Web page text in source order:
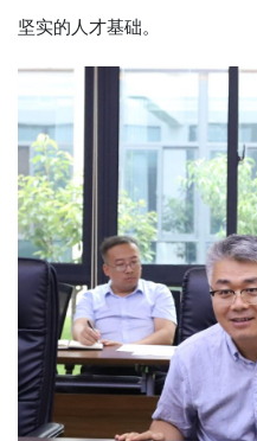
坚实的人才基础。